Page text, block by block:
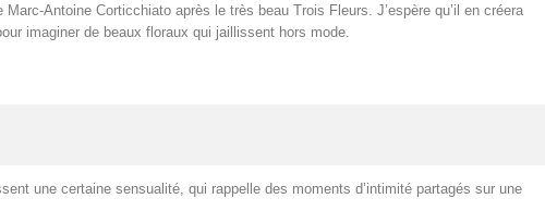
Antoine Corticchiato après le très beau Trois Fleurs. J’espère qu’il en créera
imaginer de beaux floraux qui jaillissent hors mode.
une certaine sensualité, qui rappelle des moments d’intimité partagés sur une